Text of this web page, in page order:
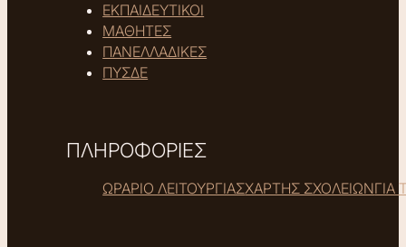
ΕΚΠΑΙΔΕΥΤΙΚΟΙ
ΜΑΘΗΤΕΣ
ΠΑΝΕΛΛΑΔΙΚΕΣ
ΠΥΣΔΕ
ΠΛΗΡΟΦΟΡΙΕΣ
ΩΡΑΡΙΟ ΛΕΙΤΟΥΡΓΙΑΣΧΑΡΤΗΣ ΣΧΟΛΕΙΩΝΓΙΑ